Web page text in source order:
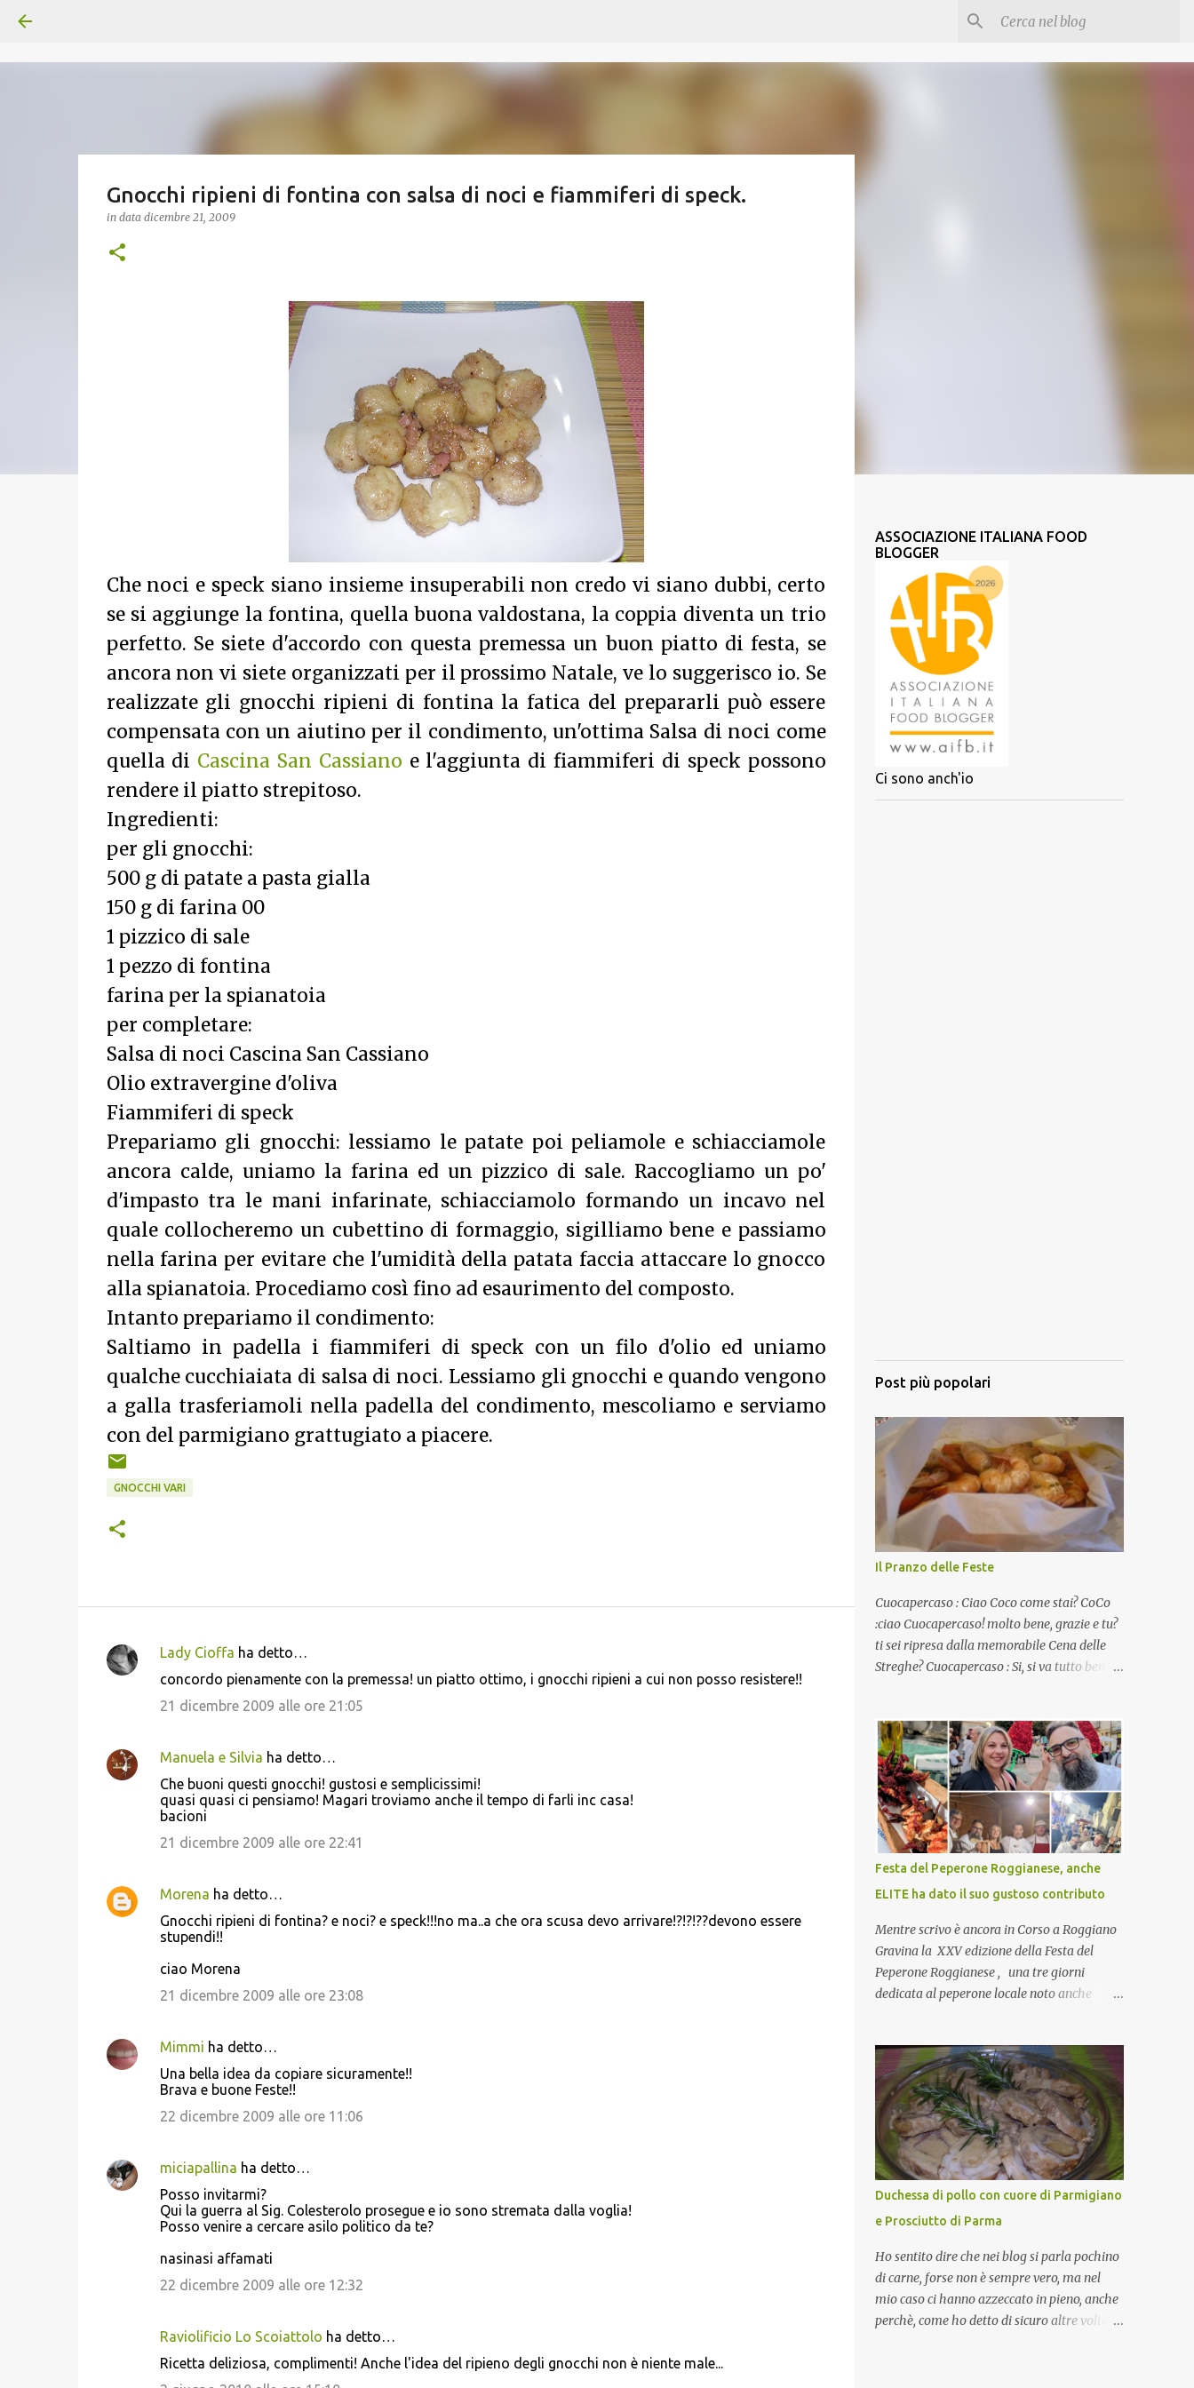
Gnocchi ripieni di fontina con salsa di noci e fiammiferi di speck.
in data dicembre 21, 2009
Che noci e speck siano insieme insuperabili non credo vi siano dubbi, certo
se si aggiunge la fontina, quella buona valdostana, la coppia diventa un trio
perfetto. Se siete d'accordo con questa premessa un buon piatto di festa, se
ancora non vi siete organizzati per il prossimo Natale, ve lo suggerisco io. Se
realizzate gli gnocchi ripieni di fontina la fatica del prepararli può essere
compensata con un aiutino per il condimento, un'ottima Salsa di noci come
quella di Cascina San Cassiano e l'aggiunta di fiammiferi di speck possono
rendere il piatto strepitoso.
Ingredienti:
per gli gnocchi:
500 g di patate a pasta gialla
150 g di farina 00
1 pizzico di sale
1 pezzo di fontina
farina per la spianatoia
per completare:
Salsa di noci Cascina San Cassiano
Olio extravergine d'oliva
Fiammiferi di speck
Prepariamo gli gnocchi: lessiamo le patate poi peliamole e schiacciamole
ancora calde, uniamo la farina ed un pizzico di sale. Raccogliamo un po'
d'impasto tra le mani infarinate, schiacciamolo formando un incavo nel
quale collocheremo un cubettino di formaggio, sigilliamo bene e passiamo
nella farina per evitare che l'umidità della patata faccia attaccare lo gnocco
alla spianatoia. Procediamo così fino ad esaurimento del composto.
Intanto prepariamo il condimento:
Saltiamo in padella i fiammiferi di speck con un filo d'olio ed uniamo
qualche cucchiaiata di salsa di noci. Lessiamo gli gnocchi e quando vengono
a galla trasferiamoli nella padella del condimento, mescoliamo e serviamo
con del parmigiano grattugiato a piacere.
GNOCCHI VARI
C
e
Lady Cioffa ha detto…
concordo pienamente con la premessa! un piatto ottimo, i gnocchi ripieni a cui non posso resistere!!
21 dicembre 2009 alle ore 21:05
Manuela e Silvia ha detto…
Che buoni questi gnocchi! gustosi e semplicissimi!
quasi quasi ci pensiamo! Magari troviamo anche il tempo di farli inc casa!
bacioni
21 dicembre 2009 alle ore 22:41
Morena ha detto…
Gnocchi ripieni di fontina? e noci? e speck!!!no ma..a che ora scusa devo arrivare!?!?!??devono essere
stupendi!!
ciao Morena
21 dicembre 2009 alle ore 23:08
Mimmi ha detto…
Una bella idea da copiare sicuramente!!
Brava e buone Feste!!
22 dicembre 2009 alle ore 11:06
miciapallina ha detto…
Posso invitarmi?
Qui la guerra al Sig. Colesterolo prosegue e io sono stremata dalla voglia!
Posso venire a cercare asilo politico da te?
nasinasi affamati
22 dicembre 2009 alle ore 12:32
Raviolificio Lo Scoiattolo ha detto…
Ricetta deliziosa, complimenti! Anche l'idea del ripieno degli gnocchi non è niente male...
ASSOCIAZIONE ITALIANA FOOD
BLOGGER
Ci sono anch'io
Post più popolari
Il Pranzo delle Feste
Cuocapercaso : Ciao Coco come stai? CoCo
:ciao Cuocapercaso! molto bene, grazie e tu?
ti sei ripresa dalla memorabile Cena delle
Streghe? Cuocapercaso : Si, si va tutto bene…
virtuale! CoCo : Eh già!! E adesso con le feste
che arrivano chissà che mangiate…a
proposito Cuoca cosa prepari domenica per
pranzo, racconta un po'! Perchè io avrò ospiti
e cerco degli spunti... Cuocapercaso : A dire il
vero domenica prossima non preparo nulla
perché vado al Pranzo Aziendale di fine
anno organizzato dai mie capi! CoCo :
Pranzo aziendale? Una bella idea!
Cuocapercaso : si, è un modo per riunirsi
tutti a fine anno e tirare le somme…
naturalmente mangiando tutti insieme, con
grande convivialità! CoCo : è naturale il cibo,
spesso l’ambiente favorevole per molte belle
opportunità, non trovi? Cuocapercaso : Si,
concordo! …addirittura si dice...
Festa del Peperone Roggianese, anche
ELITE ha dato il suo gustoso contributo
Mentre scrivo è ancora in Corso a Roggiano
Gravina la XXV edizione della Festa del
Peperone Roggianese , una tre giorni
dedicata al peperone locale noto anche
piccante, inserito dal Ministero delle
Politiche Agricole Alimentari e Forestali
nella lista dei Prodotti Agroalimentari
Tradizionali (Pat) della Calabria. Un
ingrediente versatile in cucina, utilizzato
fresco o essiccato in ricette della tradizione o
in piatti innovativi. Durante la prima serata
dell'evento abbiamo avuto prova della
versatilità di questo ingrediente durante il
"2° Concorso Gastronomico di piatti a base
di peperone Roggianese" ideato da Gina
Santagata , presidente
dell'associazione Mongolfiera, che ha visto
Duchessa di pollo con cuore di Parmigiano
e Prosciutto di Parma
Ho sentito dire che nei blog si parla pochino
di carne, forse non è sempre vero, ma nel
mio caso ci hanno azzeccato in pieno, anche
perchè, come ho detto di sicuro altre volte la